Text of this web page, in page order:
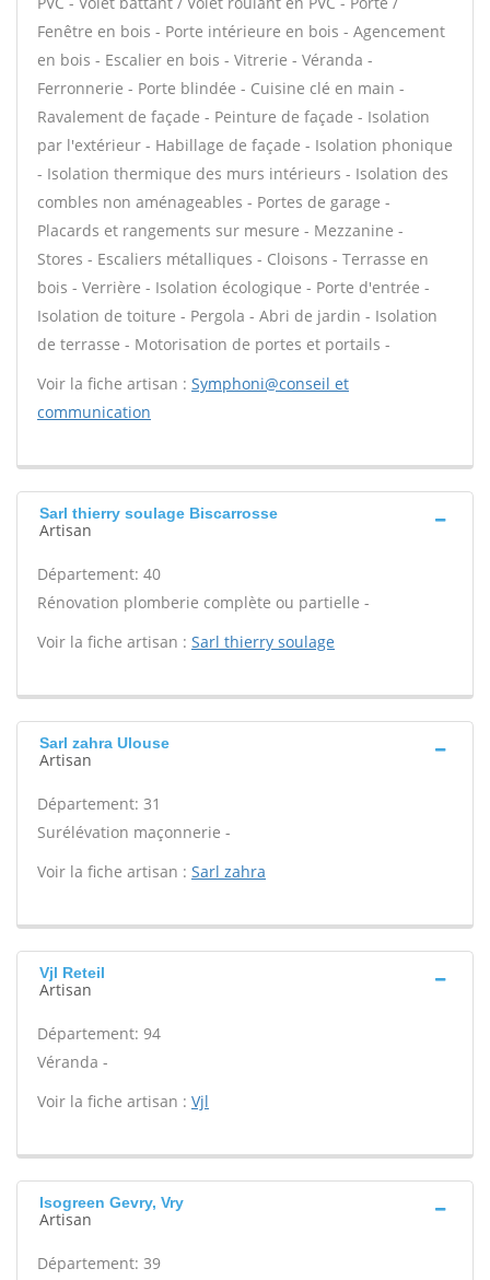
Fenêtre en bois - Porte intérieure en bois - Agencement
en bois - Escalier en bois - Vitrerie - Véranda -
Ferronnerie - Porte blindée - Cuisine clé en main -
Ravalement de façade - Peinture de façade - Isolation
par l'extérieur - Habillage de façade - Isolation phonique
- Isolation thermique des murs intérieurs - Isolation des
combles non aménageables - Portes de garage -
Placards et rangements sur mesure - Mezzanine -
Stores - Escaliers métalliques - Cloisons - Terrasse en
bois - Verrière - Isolation écologique - Porte d'entrée -
Isolation de toiture - Pergola - Abri de jardin - Isolation
de terrasse - Motorisation de portes et portails -
Voir la fiche artisan : Symphoni@conseil et
communication
Sarl thierry soulage Biscarrosse
Artisan
Département: 40
Rénovation plomberie complète ou partielle -
Voir la fiche artisan : Sarl thierry soulage
Sarl zahra Ulouse
Artisan
Département: 31
Surélévation maçonnerie -
Voir la fiche artisan : Sarl zahra
Vjl Reteil
Artisan
Département: 94
Véranda -
Voir la fiche artisan : Vjl
Isogreen Gevry, Vry
Artisan
Département: 39